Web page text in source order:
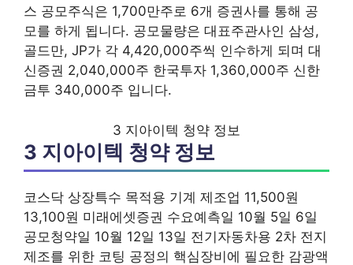
스 공모주식은 1,700만주로 6개 증권사를 통해 공
모를 하게 됩니다. 공모물량은 대표주관사인 삼성,
골드만, JP가 각 4,420,000주씩 인수하게 되며 대
신증권 2,040,000주 한국투자 1,360,000주 신한
금투 340,000주 입니다.
3 지아이텍 청약 정보
3 지아이텍 청약 정보
코스닥 상장특수 목적용 기계 제조업 11,500원
13,100원 미래에셋증권 수요예측일 10월 5일 6일
공모청약일 10월 12일 13일 전기자동차용 2차 전지
제조를 위한 코팅 공정의 핵심장비에 필요한 감광액